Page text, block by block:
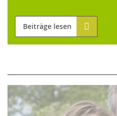
Beiträge lesen